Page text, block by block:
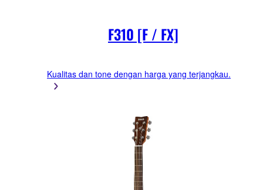
F310 [F / FX]
Kualitas dan tone dengan harga yang terjangkau.